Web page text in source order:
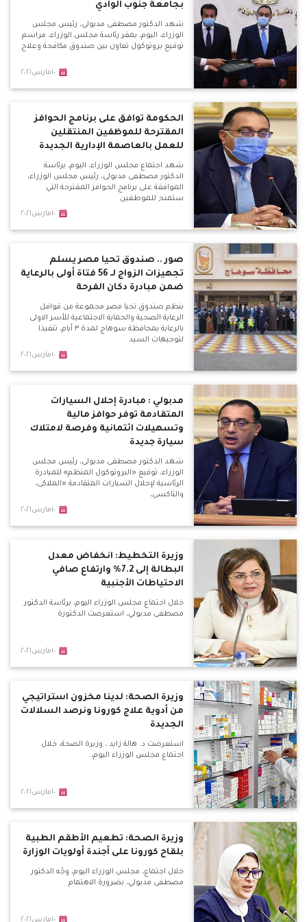
بجامعة جنوب الوادي
شهد الدكتور مصطفى مدبولي، رئيس مجلس
الوزراء، اليوم، بمقر رئاسة مجلس الوزراء، مراسم
توقيع بروتوكول تعاون بين صندوق مكافحة وعلاج
١٠مارس٢٠٢١
الحكومة توافق على برنامج الحوافز
المقترحة للموظفين المنتقلين
للعمل بالعاصمة الإدارية الجديدة
شهد اجتماع مجلس الوزراء، اليوم، برئاسة
الدكتور مصطفى مدبولى، رئيس مجلس الوزراء،
الموافقة على برنامج الحوافز المقترحة التي
ستمنح للموظفين
١٠مارس٢٠٢١
صور .. صندوق تحيا مصر يسلم
تجهيزات الزواج لـ 56 فتاة أولى بالرعاية
ضمن مبادرة دكان الفرحة
ينظم صندوق تحيا مصر مجموعة من قوافل
الرعاية الصحية والحماية الاجتماعية للأسر الاولى
بالرعاية بمحافظة سوهاج لمدة ٣ أيام، تنفيذا
لتوجيهات السيد
١٠مارس٢٠٢١
مدبولي : مبادرة إحلال السيارات
المتقادمة توفر حوافز مالية
وتسهيلات ائتمانية وفرصة لامتلاك
سيارة جديدة
شهد الدكتور مصطفى مدبولى، رئيس مجلس
الوزراء، توقيع «البروتوكول المنظم» للمبادرة
الرئاسية لإحلال السيارات المتقادمة «الملاكى،
والتاكسى،
١٠مارس٢٠٢١
وزيرة التخطيط: انخفاض معدل
البطالة إلى 7.2% وارتفاع صافي
الاحتياطات الأجنبية
خلال اجتماع مجلس الوزراء اليوم، برئاسة الدكتور
مصطفى مدبولي، استعرضت الدكتورة
١٠مارس٢٠٢١
وزيرة الصحة: لدينا مخزون استراتيجي
من أدوية علاج كورونا ونرصد السلالات
الجديدة
استعرضت د. هالة زايد ، وزيرة الصحة، خلال
اجتماع مجلس الوزراء اليوم،
١٠مارس٢٠٢١
وزيرة الصحة: تطعيم الأطقم الطبية
بلقاح كورونا على أجندة أولويات الوزارة
خلال اجتماع، مجلس الوزراء اليوم، وجّه الدكتور
مصطفى مدبولي، بضرورة الاهتمام
١٠مارس٢٠٢١